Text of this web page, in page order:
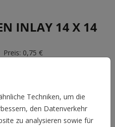
Techniken, um die
den Datenverkehr
zu analysieren sowie für
INLAY 14 X 14
Preis: 0,75 €